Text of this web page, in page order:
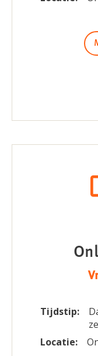
Tijdstip:
Locatie: